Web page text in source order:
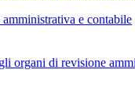
e contabile
organi di revisione